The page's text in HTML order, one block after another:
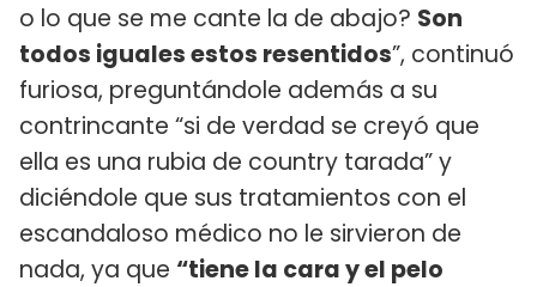
o lo que se me cante la de abajo? Son
todos iguales estos resentidos”, continuó
furiosa, preguntándole además a su
contrincante “si de verdad se creyó que
ella es una rubia de country tarada” y
diciéndole que sus tratamientos con el
escandaloso médico no le sirvieron de
nada, ya que “tiene la cara y el pelo